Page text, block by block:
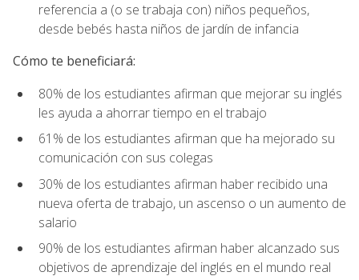
referencia a (o se trabaja con) niños pequeños,
desde bebés hasta niños de jardín de infancia
Cómo te beneficiará:
80% de los estudiantes afirman que mejorar su inglés
les ayuda a ahorrar tiempo en el trabajo
61% de los estudiantes afirman que ha mejorado su
comunicación con sus colegas
30% de los estudiantes afirman haber recibido una
nueva oferta de trabajo, un ascenso o un aumento de
salario
90% de los estudiantes afirman haber alcanzado sus
objetivos de aprendizaje del inglés en el mundo real